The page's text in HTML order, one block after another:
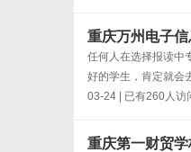
重庆万州电子
任何人在选择报读中
好的学生，肯定就会
03-24 | 已有260人访
重庆第一财贸